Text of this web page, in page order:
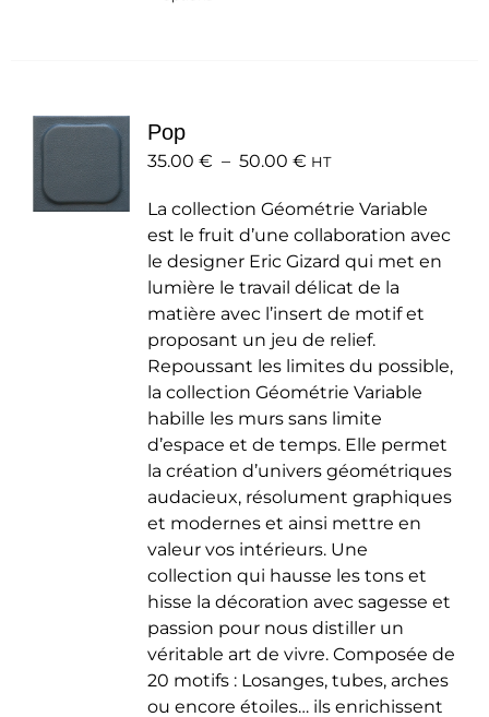
peuvent
choisies
sur
la
page
du
produit
Pop
35.00 € – 50.00 €Plage
prix :
35.00 €
à
50.00 €
HT
La collection Géométrie Variable
est le fruit d’une collaboration avec
le designer Eric Gizard qui met en
lumière le travail délicat de la
matière avec l’insert de motif et
proposant un jeu de relief.
Repoussant les limites du possible,
la collection Géométrie Variable
habille les murs sans limite
d’espace et de temps. Elle permet
la création d’univers géométriques
audacieux, résolument graphiques
et modernes et ainsi mettre en
valeur vos intérieurs. Une
collection qui hausse les tons et
hisse la décoration avec sagesse et
passion pour nous distiller un
véritable art de vivre. Composée de
20 motifs : Losanges, tubes, arches
ou encore étoiles… ils enrichissent